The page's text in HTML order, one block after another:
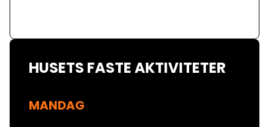
HUSETS FASTE AKTIVITETER
MANDAG